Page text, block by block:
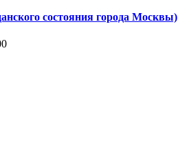
состояния города Москвы)